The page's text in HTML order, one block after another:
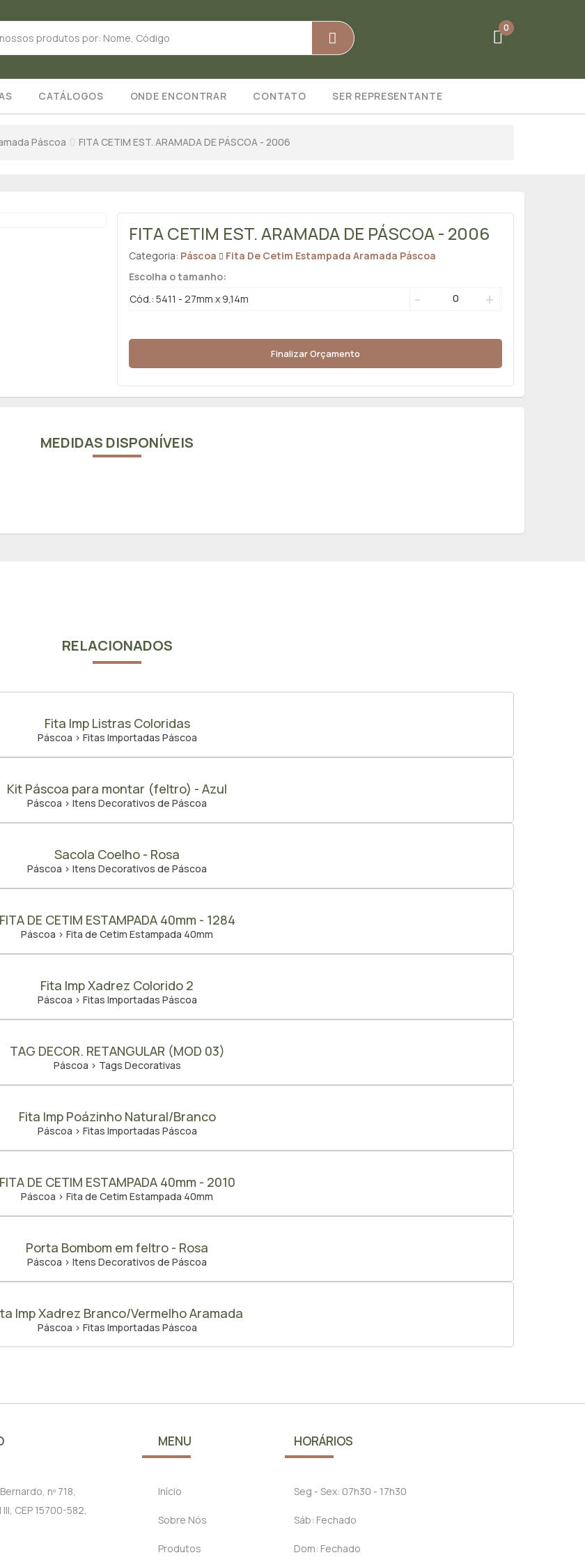
0
CATÁLOGOS ONDE ENCONTRAR CONTATO SER REPRESENTANTE
Páscoa FITA CETIM EST. ARAMADA DE PÁSCOA - 2006
FITA CETIM EST. ARAMADA DE PÁSCOA - 2006
Categoria: Páscoa
Fita De Cetim Estampada Aramada Páscoa
Escolha o tamanho:
Cód.: 5411 - 27mm x 9,14m
- +
Finalizar Orçamento
MEDIDAS DISPONÍVEIS
RELACIONADOS
Fita Imp Listras Coloridas
Páscoa > Fitas Importadas Páscoa
Kit Páscoa para montar (feltro) - Azul
Páscoa > Itens Decorativos de Páscoa
Sacola Coelho - Rosa
Páscoa > Itens Decorativos de Páscoa
FITA DE CETIM ESTAMPADA 40mm - 1284
Páscoa > Fita de Cetim Estampada 40mm
Fita Imp Xadrez Colorido 2
Páscoa > Fitas Importadas Páscoa
TAG DECOR. RETANGULAR (MOD 03)
Páscoa > Tags Decorativas
Fita Imp Poázinho Natural/Branco
Páscoa > Fitas Importadas Páscoa
FITA DE CETIM ESTAMPADA 40mm - 2010
Páscoa > Fita de Cetim Estampada 40mm
Porta Bombom em feltro - Rosa
Páscoa > Itens Decorativos de Páscoa
Imp Xadrez Branco/Vermelho Aramada
Páscoa > Fitas Importadas Páscoa
nº 718,
CEP 15700-582,
MENU
Início
Sobre Nós
Produtos
HORÁRIOS
Seg - Sex: 07h30 - 17h30
Sáb: Fechado
Dom: Fechado